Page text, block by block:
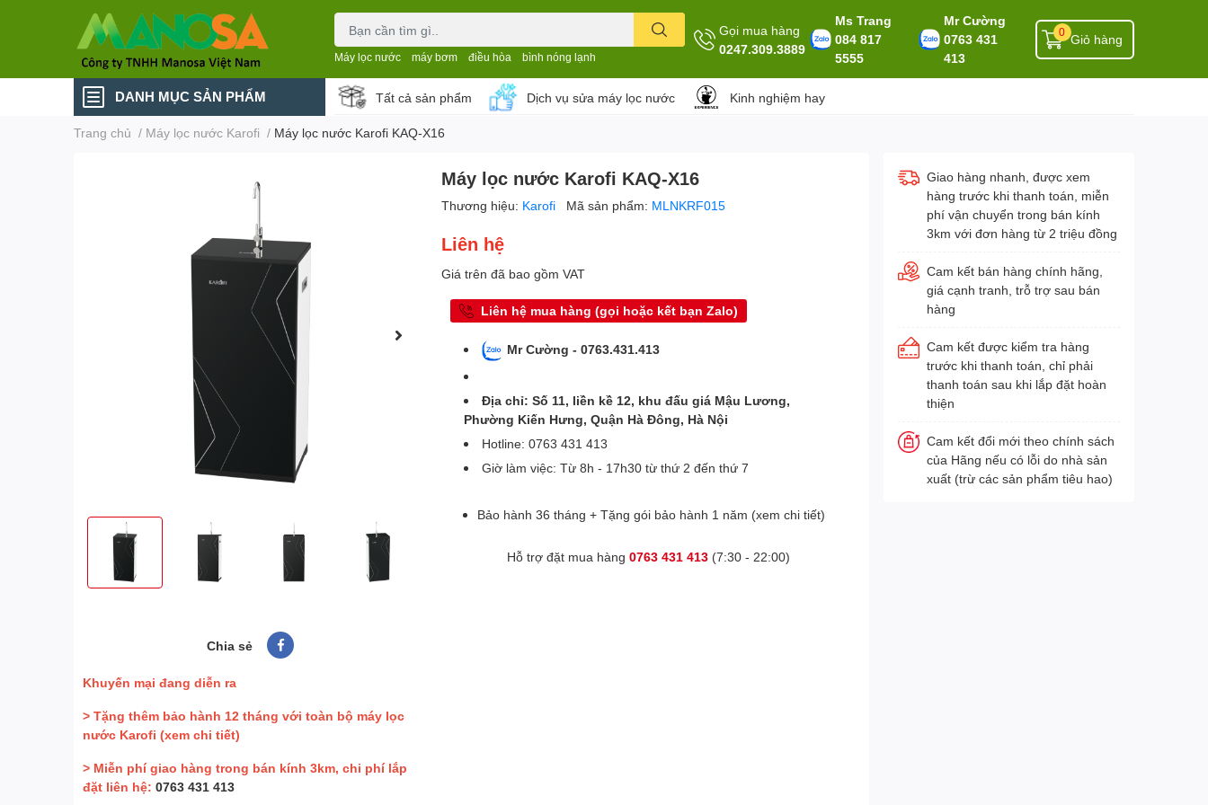
Máy lọc nước máy bơm điều hòa bình nóng lạnh
Gọi mua hàng
0247.309.3889
Ms Trang
084 817
5555
Mr Cường
0763 431
413
Giỏ hàng
0
DANH MỤC SẢN PHẨM Tất cả sản phẩm Dịch vụ sửa máy lọc nước Kinh nghiệm hay
Trang chủ / Máy lọc nước Karofi / Máy lọc nước Karofi KAQ-X16
Chia sẻ
Khuyến mại đang diễn ra
> Tặng thêm bảo hành 12 tháng với toàn bộ máy lọc
nước Karofi (xem chi tiết)
> Miễn phí giao hàng trong bán kính 3km, chi phí lắp
đặt liên hệ: 0763 431 413
Máy lọc nước Karofi KAQ-X16
Thương hiệu: Karofi Mã sản phẩm: MLNKRF015
Liên hệ
Giá trên đã bao gồm VAT
Liên hệ mua hàng (gọi hoặc kết bạn Zalo)
Mr Cường - 0763.431.413
Địa chỉ: Số 11, liền kề 12, khu đấu giá Mậu Lương,
Phường Kiến Hưng, Quận Hà Đông, Hà Nội
Hotline: 0763 431 413
Giờ làm việc: Từ 8h - 17h30 từ thứ 2 đến thứ 7
Bảo hành 36 tháng + Tặng gói bảo hành 1 năm (xem chi tiết)
Hỗ trợ đặt mua hàng 0763 431 413(7:30 - 22:00)
Giao hàng nhanh, được xem
hàng trước khi thanh toán, miễn
phí vận chuyển trong bán kính
3km với đơn hàng từ 2 triệu đồng
Cam kết bán hàng chính hãng,
giá cạnh tranh, trỗ trợ sau bán
hàng
Cam kết được kiểm tra hàng
trước khi thanh toán, chỉ phải
thanh toán sau khi lắp đặt hoàn
thiện
Cam kết đổi mới theo chính sách
của Hãng nếu có lỗi do nhà sản
xuất (trừ các sản phẩm tiêu hao)